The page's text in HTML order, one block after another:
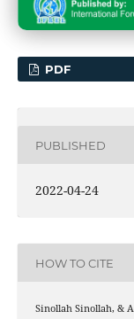
PDF
PUBLISHED
2022-04-24
HOW TO CITE
Sinollah Sinollah, &